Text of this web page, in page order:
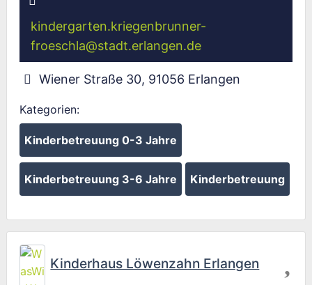
kindergarten.kriegenbrunner-
froeschla@stadt.erlangen.de
Wiener Straße 30, 91056 Erlangen
Kategorien:
Kinderbetreuung 0-3 Jahre
Kinderbetreuung 3-6 Jahre Kinderbetreuung
Kinderhaus Löwenzahn Erlangen